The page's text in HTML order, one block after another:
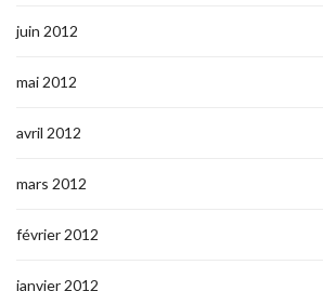
juin 2012
mai 2012
avril 2012
mars 2012
février 2012
janvier 2012